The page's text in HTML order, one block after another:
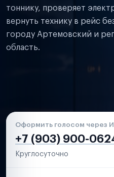
тоннику, проверяет
вернуть технику в рейс
городу Артемовский и
область.
Оформить голосом через
+7 (903) 900-
Круглосуточно